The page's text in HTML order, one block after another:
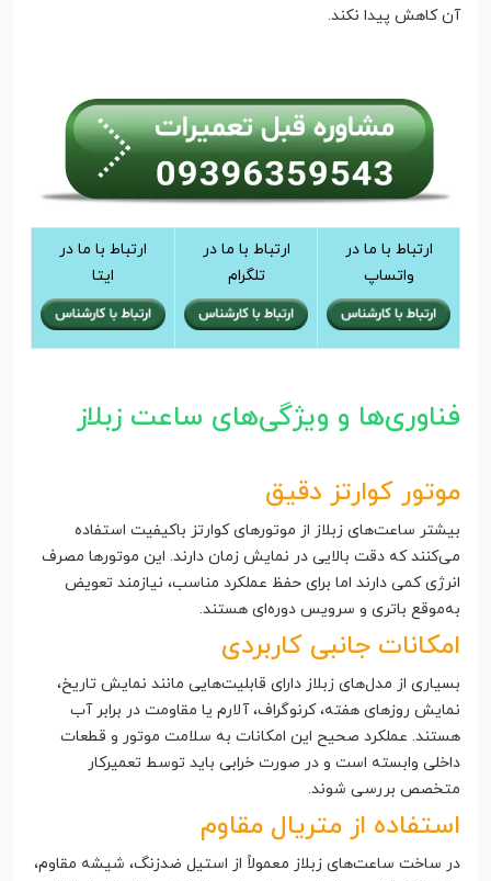
آن کاهش پیدا نکند.
ارتباط با ما در
واتساپ
ارتباط با ما در
تلگرام
ارتباط با ما در
ایتا
فناوری‌ها و ویژگی‌های ساعت زبلاز
موتور کوارتز دقیق
بیشتر ساعت‌های زبلاز از موتورهای کوارتز باکیفیت استفاده
می‌کنند که دقت بالایی در نمایش زمان دارند. این موتورها مصرف
انرژی کمی دارند اما برای حفظ عملکرد مناسب، نیازمند تعویض
به‌موقع باتری و سرویس دوره‌ای هستند.
امکانات جانبی کاربردی
بسیاری از مدل‌های زبلاز دارای قابلیت‌هایی مانند نمایش تاریخ،
نمایش روزهای هفته، کرنوگراف، آلارم یا مقاومت در برابر آب
هستند. عملکرد صحیح این امکانات به سلامت موتور و قطعات
داخلی وابسته است و در صورت خرابی باید توسط تعمیرکار
متخصص بررسی شوند.
استفاده از متریال مقاوم
در ساخت ساعت‌های زبلاز معمولاً از استیل ضدزنگ، شیشه مقاوم،